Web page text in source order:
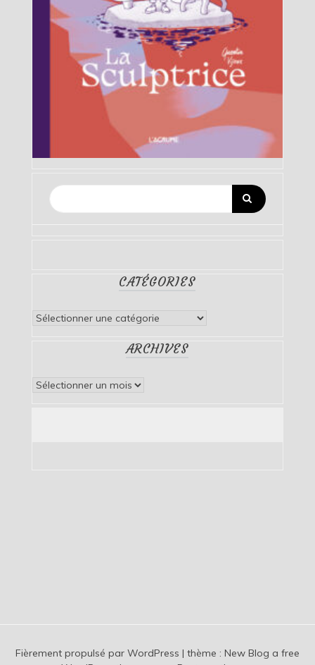
CATÉGORIES
Catégories
ARCHIVES
Archives
Fièrement propulsé par WordPress | thème : New Blog a free